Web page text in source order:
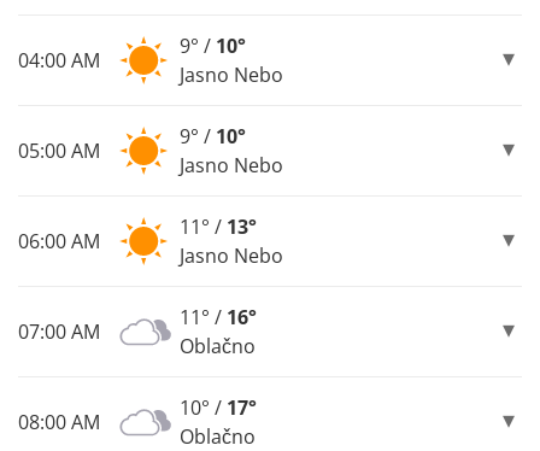
04:00 AM
9° / 10°
Jasno Nebo
05:00 AM
9° / 10°
Jasno Nebo
06:00 AM
11° / 13°
Jasno Nebo
07:00 AM
11° / 16°
Oblačno
08:00 AM
10° / 17°
Oblačno